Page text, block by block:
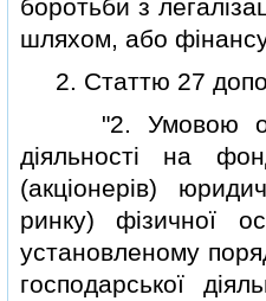
боротьби з
шляхом, або
2. Статтю 27
"2. Умовою
дiяльностi на
(акцiонерiв)
ринку) фiзичної
установленому
господарської